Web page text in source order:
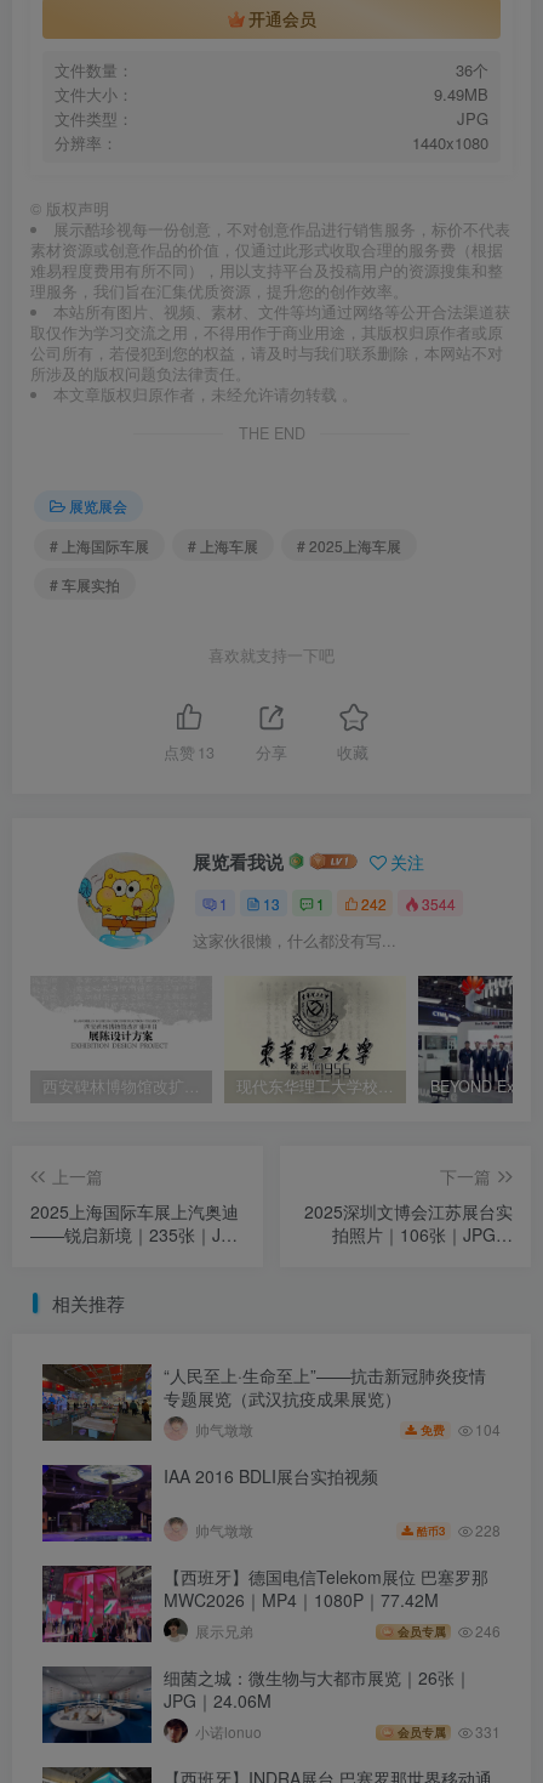
开通会员
文件数量：
36个
文件大小：
9.49MB
文件类型：
JPG
分辨率：
1440x1080
© 版权声明
展示酷珍视每一份创意，不对创意作品进行销售服务，标价不代表
素材资源或创意作品的价值，仅通过此形式收取合理的服务费（根据
难易程度费用有所不同），用以支持平台及投稿用户的资源搜集和整
理服务，我们旨在汇集优质资源，提升您的创作效率。
本站所有图片、视频、素材、文件等均通过网络等公开合法渠道获
取仅作为学习交流之用，不得用作于商业用途，其版权归原作者或原
公司所有，若侵犯到您的权益，请及时与我们联系删除，本网站不对
所涉及的版权问题负法律责任。
本文章版权归原作者，未经允许请勿转载 。
THE END
展览展会
# 上海国际车展
# 上海车展
# 2025上海车展
# 车展实拍
喜欢就支持一下吧
点赞 13 分享 收藏
展览看我说 关注
1 13 1 242 3544
这家伙很懒，什么都没有写...
西安碑林博物馆改扩建展陈设计方案｜425页｜PDF｜538.65M 现代东华理工大学校史馆设计方案｜28页｜PDF｜12.3M
上一篇
2025上海国际车展上汽奥迪
——锐启新境｜235张｜JPG
下一篇
2025深圳文博会江苏展台实
拍照片｜106张｜JPG｜
相关推荐
“人民至上·生命至上”——抗击新冠肺炎疫情
专题展览（武汉抗疫成果展览）
帅气墩墩 免费 104
IAA 2016 BDLI展台实拍视频
帅气墩墩 酷币3 228
【西班牙】德国电信Telekom展位 巴塞罗那
MWC2026｜MP4｜1080P｜77.42M
展示兄弟 会员专属 246
细菌之城：微生物与大都市展览｜26张｜
JPG｜24.06M
小诺lonuo 会员专属 331